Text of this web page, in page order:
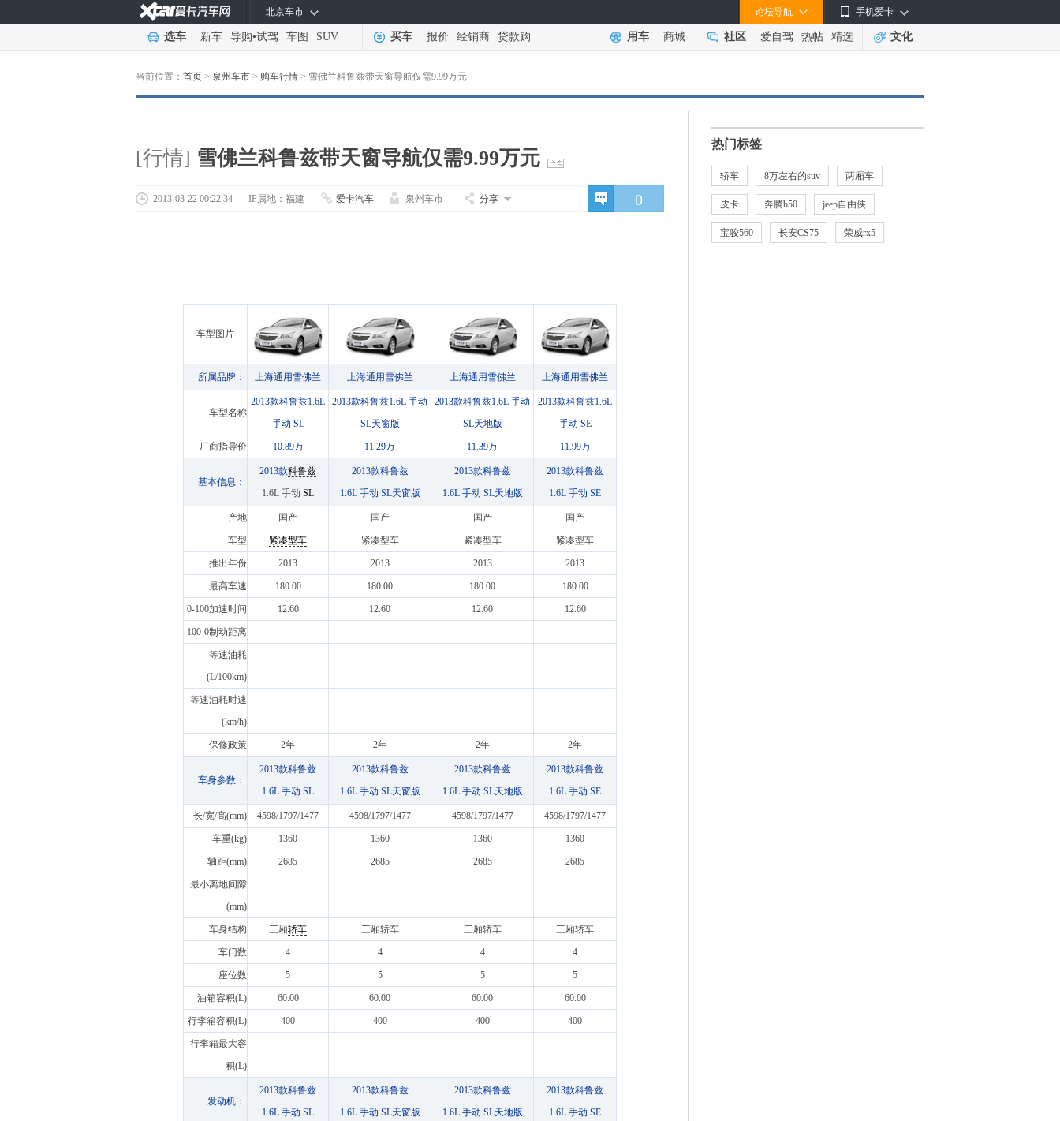
手机爱卡
论坛导航
北京车市
选车 新车 导购•试驾 车图 SUV 买车 报价 经销商 贷款购 用车 商城 社区 爱自驾 热帖 精选 文化
当前位置： 首页 > 泉州车市 > 购车行情 > 雪佛兰科鲁兹带天窗导航仅需9.99万元
[行情] 雪佛兰科鲁兹带天窗导航仅需9.99万元
0
2013-03-22 00:22:34 IP属地：福建 爱卡汽车 泉州车市 分享
车型图片
所属品牌： 上海通用雪佛兰 上海通用雪佛兰 上海通用雪佛兰 上海通用雪佛兰
车型名称
2013款科鲁兹1.6L
手动 SL
2013款科鲁兹1.6L 手动
SL天窗版
2013款科鲁兹1.6L 手动
SL天地版
2013款科鲁兹1.6L
手动 SE
厂商指导价 10.89万 11.29万 11.39万 11.99万
基本信息：
2013款科鲁兹
1.6L 手动 SL
2013款科鲁兹
1.6L 手动 SL天窗版
2013款科鲁兹
1.6L 手动 SL天地版
2013款科鲁兹
1.6L 手动 SE
产地 国产 国产 国产 国产
车型 紧凑型车 紧凑型车 紧凑型车 紧凑型车
推出年份 2013 2013 2013 2013
最高车速 180.00 180.00 180.00 180.00
0-100加速时间 12.60 12.60 12.60 12.60
100-0制动距离
等速油耗
(L/100km)
等速油耗时速
(km/h)
保修政策 2年 2年 2年 2年
车身参数：
2013款科鲁兹
1.6L 手动 SL
2013款科鲁兹
1.6L 手动 SL天窗版
2013款科鲁兹
1.6L 手动 SL天地版
2013款科鲁兹
1.6L 手动 SE
长/宽/高(mm) 4598/1797/1477 4598/1797/1477 4598/1797/1477 4598/1797/1477
车重(kg) 1360 1360 1360 1360
轴距(mm) 2685 2685 2685 2685
最小离地间隙
(mm)
车身结构 三厢轿车 三厢轿车 三厢轿车 三厢轿车
车门数 4 4 4 4
座位数 5 5 5 5
油箱容积(L) 60.00 60.00 60.00 60.00
行李箱容积(L) 400 400 400 400
行李箱最大容
积(L)
发动机：
2013款科鲁兹
1.6L 手动 SL
2013款科鲁兹
1.6L 手动 SL天窗版
2013款科鲁兹
1.6L 手动 SL天地版
2013款科鲁兹
1.6L 手动 SE
热门标签
轿车 8万左右的suv 两厢车
皮卡 奔腾b50 jeep自由侠
宝骏560 长安CS75 荣威rx5